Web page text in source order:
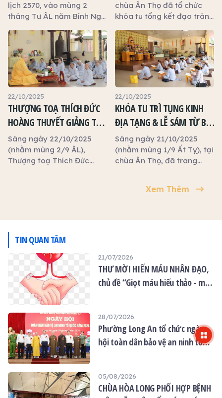
lịch 2570, vào mùng 2
tháng Tư ÂL năm Bính Ngọ
đã trang nghiêm tổ chức
khóa tu mừng Phật đản với
sự tham gia của khoảng
50 Phật tử về tham dự và
tu học.
chùa Ân Thọ đã tổ chức
khóa tu tổng kết đạo tràng
Lạc, dưới sự chủ trì của
Thượng tọa Trụ trì Thích Lệ
Ngôn, với sự tham dự của
hơn 60 Phật tử gần xa.
22/10/2025
THƯỢNG TOẠ THÍCH ĐỨC
HOÀNG THUYẾT GIẢNG TẠI
KHOÁ TU NGÀY AN LẠC Ở
CHÙA ÂN THỌ
Sáng ngày 22/10/2025
(nhằm mùng 2/9 ÂL),
Thượng toạ Thích Đức
22/10/2025
KHÓA TU TRÌ TỤNG KINH
ĐỊA TẠNG & LỄ SÁM TỪ BI
THỦY SÁM THÁNG 9 ẤT TỴ
Sáng ngày 21/10/2025
(nhằm mùng 1/9 Ất Tỵ), tại
chùa Ân Thọ, đã trang
Kinh Địa Tạng và hành trì
Xem Thêm
TIN QUAN TÂM
21/07/2026
THƯ MỜI HIẾN MÁU NHÂN ĐẠO,
chủ đề “Giọt máu hiếu thảo - mùa
28/07/2026
Phường Long An tổ chức ngày
hội toàn dân bảo vệ an ninh tổ
05/08/2026
CHÙA HÒA LONG PHỐI HỢP BỆNH